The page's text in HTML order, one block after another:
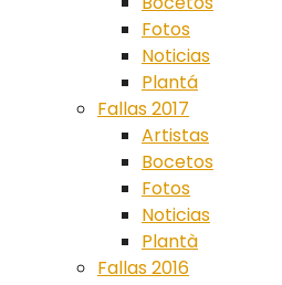
Fotos
Noticias
Plantá
Fallas 2017
Artistas
Bocetos
Fotos
Noticias
Plantà
Fallas 2016